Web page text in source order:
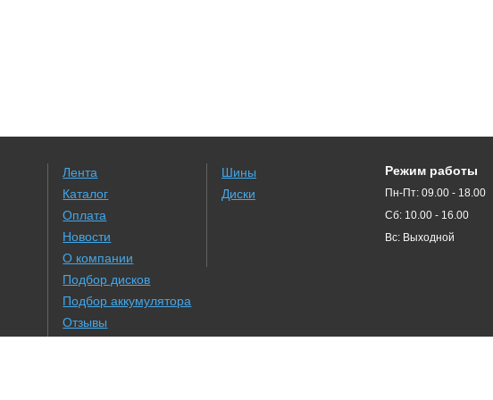
Лента
Каталог
Оплата
Новости
О компании
Подбор дисков
Подбор аккумулятора
Отзывы
Шины
Диски
Режим работы
Пн-Пт: 09.00 - 18.00
Сб: 10.00 - 16.00
Вс: Выходной